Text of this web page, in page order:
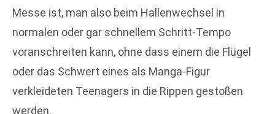
Messe ist, man also beim Hallenwechsel in
normalen oder gar schnellem Schritt-Tempo
voranschreiten kann, ohne dass einem die Flügel
oder das Schwert eines als Manga-Figur
verkleideten Teenagers in die Rippen gestoßen
werden.